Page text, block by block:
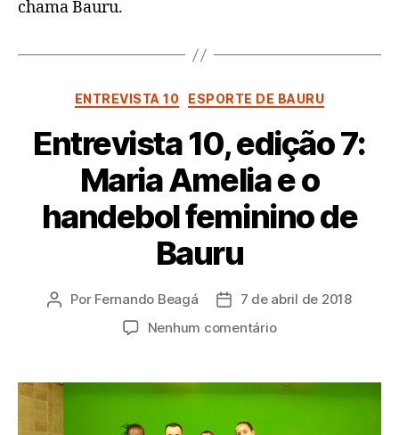
chama Bauru.
Categorias
ENTREVISTA 10 ESPORTE DE BAURU
Entrevista 10, edição 7:
Maria Amelia e o
handebol feminino de
Bauru
Autor
Por Fernando Beagá
Data7 de abril de 2018
Nenhum comentárioem
edição